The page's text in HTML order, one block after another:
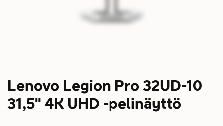
Lenovo Legion Pro 32UD-10
31,5" 4K UHD -pelinäyttö